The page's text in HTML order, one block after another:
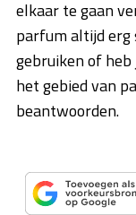
elkaar te gaan
parfum altijd erg
gebruiken of heb
het gebied van
beantwoorden.